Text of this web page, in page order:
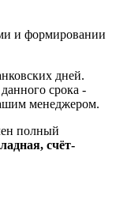
и формировании
дней.
срока -
менеджером.
полный
счёт-